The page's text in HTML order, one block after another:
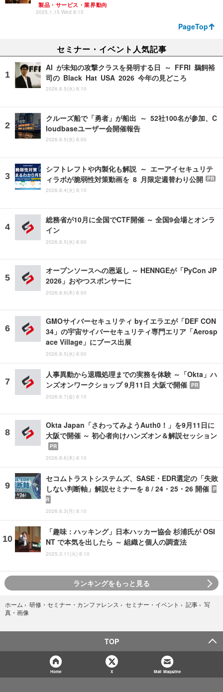
製品・サービス・業界動向
2025.1.15 Wed 8:15
PageTop
セミナー・イベント人気記事
AI が未知の攻撃クラスを発明する日 ～ FFRI 鵜飼裕
司の Black Hat USA 2026 今年の見どころ
2026.8.5(水) 8:10
クルーズ船で「勇者」が船出 ～ 52社100名が参加、C
loudbaseユーザー会開催報告
2026.8.5(水) 8:00
シフトレフトや内製化も解説 ～ エーアイセキュリテ
ィラボが脆弱性対策動画を 8 月限定週替わり公開
PR
2026.8.4(火) 8:10
総務省が10月に全国でCTF開催 ～ 全国9会場とオンラ
イン
2026.8.5(水) 8:00
オープンソースへの恩返し ～ HENNGEが「PyCon JP
2026」おやつスポンサーに
2026.8.6(木) 8:00
GMOサイバーセキュリティ byイエラエが「DEF CON
34」の宇宙サイバーセキュリティ専門エリア「Aerosp
ace Village」にブース出展
2026.8.5(水) 8:00
人事異動から退職処理までの実務を体験 ～「Okta」ハ
ンズオンワークショップ 9月11日 大阪で開催 PR
2026.8.7(金) 8:10
Okta Japan「さわってみようAuth0！」を9月11日に
大阪で開催 ～ 初心者向けハンズオン＆解説セッション
PR
2026.8.6(木) 8:10
セコムトラストシステムズ、SASE・EDR選定の「失敗
しない判断軸」解説セミナーを 8 / 24・25・26 開催 P
R
2026.8.3(月) 8:10
「趣味：ハッキング」日本ハッカー協会 杉浦氏が OSI
NT で本気を出したら ～ 組織と個人の調査法
2025.3.11(火) 8:10
ランキングをもっと見る
ホーム › 研修・セミナー・カンファレンス › セミナー・イベント › 記事 › 写
真・画像
TOP
Home X Mail Magazine